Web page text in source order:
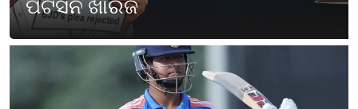
ପ୍ରତିଷ୍ଠା ଦିବସ